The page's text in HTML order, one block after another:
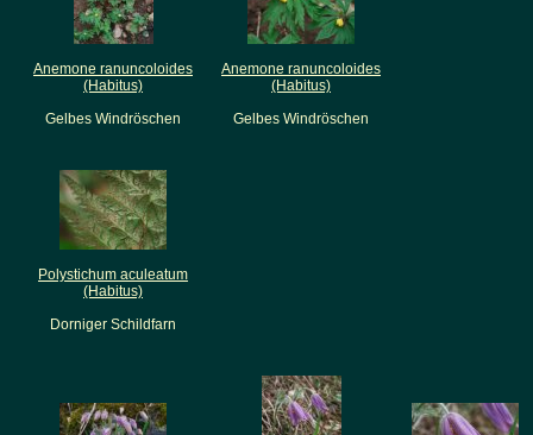
Anemone ranuncoloides
(Habitus)
Gelbes Windröschen
Anemone ranuncoloides
(Habitus)
Gelbes Windröschen
Polystichum aculeatum
(Habitus)
Dorniger Schildfarn